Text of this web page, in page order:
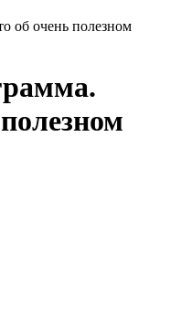
об очень полезном